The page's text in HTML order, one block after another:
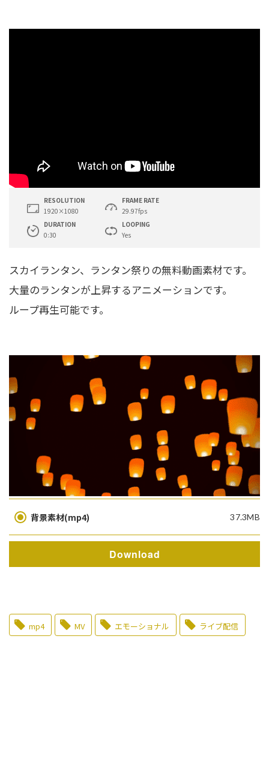
RESOLUTION
1920×1080
FRAME RATE
29.97fps
DURATION
0:30
LOOPING
Yes
スカイランタン、ランタン祭りの無料動画素材です。
大量のランタンが上昇するアニメーションです。
ループ再生可能です。
背景素材(mp4) 37.3MB
Download
mp4 MV エモーショナル ライブ配信